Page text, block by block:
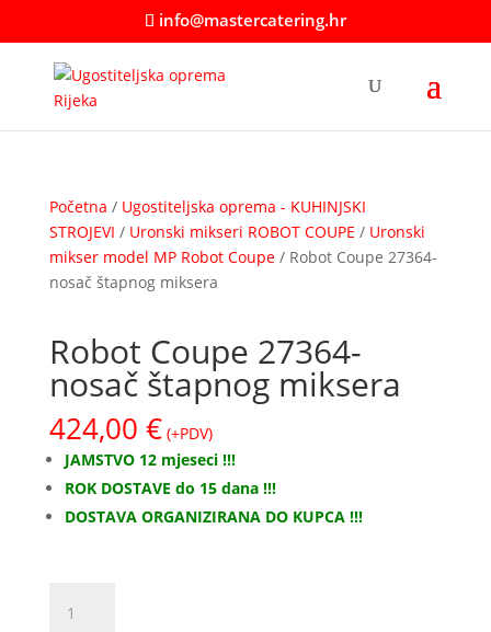
info@mastercatering.hr
Početna / Ugostiteljska oprema - KUHINJSKI
STROJEVI / Uronski mikseri ROBOT COUPE / Uronski
mikser model MP Robot Coupe/ Robot Coupe 27364-
nosač štapnog miksera
Robot Coupe 27364-
nosač štapnog miksera
424,00 € (+PDV)
JAMSTVO 12 mjeseci !!!
ROK DOSTAVE do 15 dana !!!
DOSTAVA ORGANIZIRANA DO KUPCA !!!
Coupe